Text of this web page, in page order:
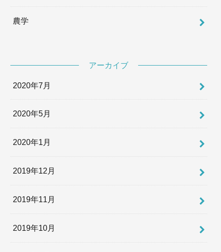
農学
アーカイブ
2020年7月
2020年5月
2020年1月
2019年12月
2019年11月
2019年10月